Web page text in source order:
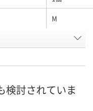
M
日）
検討されていま